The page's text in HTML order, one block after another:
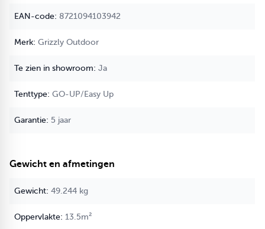
welke zijwanden je gebruikt of ervoor kiezen om één of
tent eenvoudig aan op de weersomstandigheden of de
Een sterke pvc hoes met klittenband sluiting.
4 Spanbanden met klemgesp, voorzien van sterke karabijnhaken
toepassingen:
- Indoor evenementen
8721094103942
Grizzly Outdoor
Ja
GO-UP/Easy Up
5 jaar
Gewicht en afmetingen
49.244 kg
13.5m²